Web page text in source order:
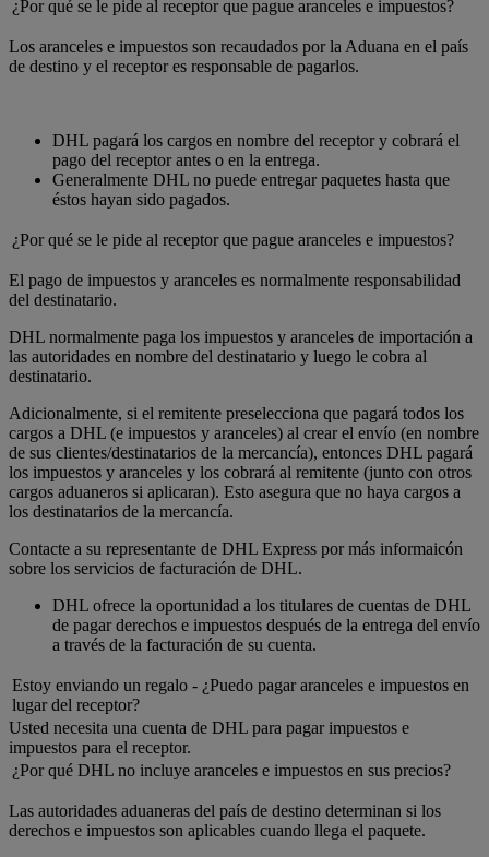
¿Por qué se le pide al receptor que pague aranceles e impuestos?
Los aranceles e impuestos son recaudados por la Aduana en el país
de destino y el receptor es responsable de pagarlos.
DHL pagará los cargos en nombre del receptor y cobrará el
pago del receptor antes o en la entrega.
Generalmente DHL no puede entregar paquetes hasta que
éstos hayan sido pagados.
¿Por qué se le pide al receptor que pague aranceles e impuestos?
El pago de impuestos y aranceles es normalmente responsabilidad
del destinatario.
DHL normalmente paga los impuestos y aranceles de importación a
las autoridades en nombre del destinatario y luego le cobra al
destinatario.
Adicionalmente, si el remitente preselecciona que pagará todos los
cargos a DHL (e impuestos y aranceles) al crear el envío (en nombre
de sus clientes/destinatarios de la mercancía), entonces DHL pagará
los impuestos y aranceles y los cobrará al remitente (junto con otros
cargos aduaneros si aplicaran). Esto asegura que no haya cargos a
los destinatarios de la mercancía.
Contacte a su representante de DHL Express por más informaicón
sobre los servicios de facturación de DHL.
DHL ofrece la oportunidad a los titulares de cuentas de DHL
de pagar derechos e impuestos después de la entrega del envío
a través de la facturación de su cuenta.
Estoy enviando un regalo - ¿Puedo pagar aranceles e impuestos en
lugar del receptor?
Usted necesita una cuenta de DHL para pagar impuestos e
impuestos para el receptor.
¿Por qué DHL no incluye aranceles e impuestos en sus precios?
Las autoridades aduaneras del país de destino determinan si los
derechos e impuestos son aplicables cuando llega el paquete.